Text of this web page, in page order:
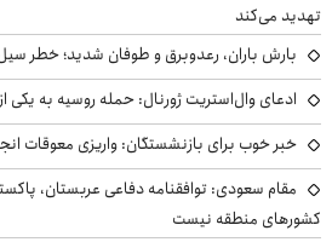
تهدید می‌کند
بارش باران، رعدوبرق و طوفان شدید؛ خطر
ادعای وال‌استریت ژورنال: حمله روسیه به
خبر خوب برای بازنشستگان: واریزی معوقات
مقام سعودی: توافقنامه دفاعی عربستان،
کشورهای منطقه نیست